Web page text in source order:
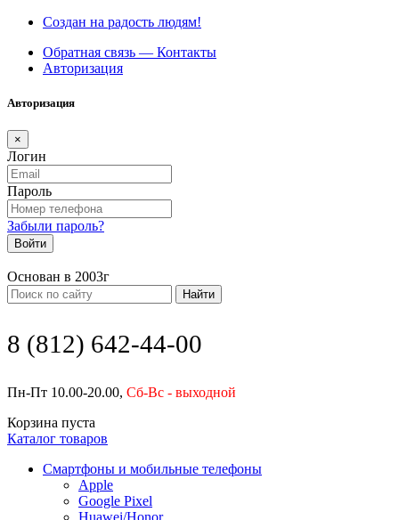
Создан на радость людям!
Обратная связь — Контакты
Авторизация
Авторизация
×
Логин
Пароль
Забыли пароль?
Войти
Основан в 2003г
Найти
8 (812) 642-44-00
Пн-Пт 10.00-20.00, Сб-Вс - выходной
Корзина пуста
Каталог товаров
Смартфоны и мобильные телефоны
Apple
Google Pixel